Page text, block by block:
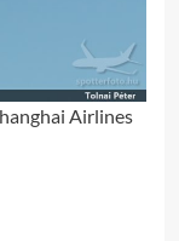
Airlines